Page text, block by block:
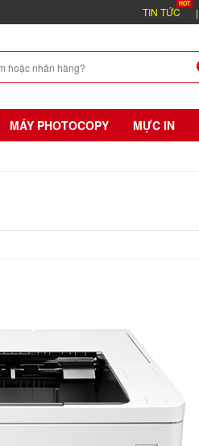
TIN TỨC
MÁY PHOTOCOPY MỰC IN